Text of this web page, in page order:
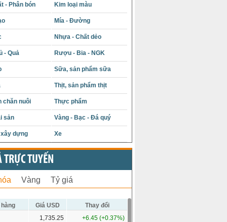
- Phân bón Kim loại màu
Mía - Đường
Nhựa - Chất dẻo
- Quả Rượu - Bia - NGK
Sữa, sản phẩm sữa
Thịt, sản phẩm thịt
chăn nuôi Thực phẩm
sản Vàng - Bạc - Đá quý
dựng Xe
TRỰC TUYẾN
Vàng Tỷ giá
Giá USD
Thay đổi
1,735.25 +6.45 (+0.37%)